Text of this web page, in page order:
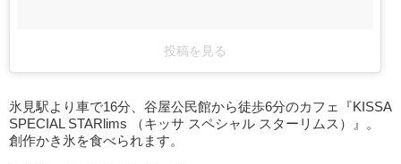
投稿を見る
氷見駅より車で16分、谷屋公民館から徒歩6分のカフェ『KISSA
SPECIAL STARlims （キッサ スペシャル スターリムス）』。
創作かき氷を食べられます。